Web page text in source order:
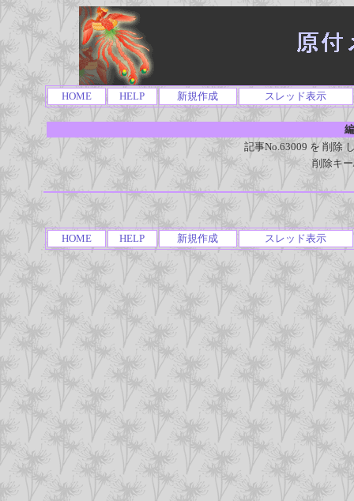
HOME HELP 新規作成 スレッド表示
記事No.63009 を 削除
削除キ
HOME HELP 新規作成 スレッド表示